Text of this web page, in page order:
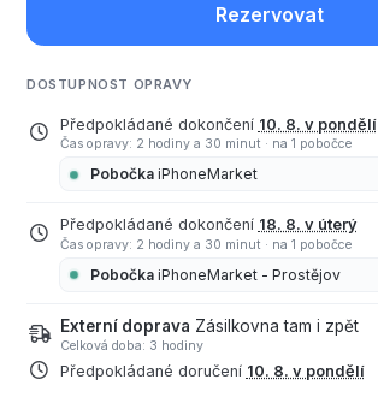
Rezervovat
DOSTUPNOST OPRAVY
Předpokládané dokončení 10. 8. v pondělí
Čas opravy: 2 hodiny a 30 minut · na 1 pobočce
Pobočka iPhoneMarket
Předpokládané dokončení 18. 8. v úterý
Čas opravy: 2 hodiny a 30 minut · na 1 pobočce
Pobočka iPhoneMarket - Prostějov
Externí doprava Zásilkovna tam i zpět
Celková doba: 3 hodiny
Předpokládané doručení 10. 8. v pondělí